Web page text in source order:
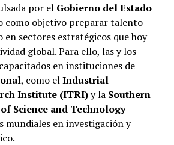
por el Gobierno del Estado
como objetivo preparar talento
sectores estratégicos que hoy
global. Para ello, las y los
en instituciones de
, como elIndustrial
Institute (ITRI)y la Southern
Science and Technology
mundiales en investigación y